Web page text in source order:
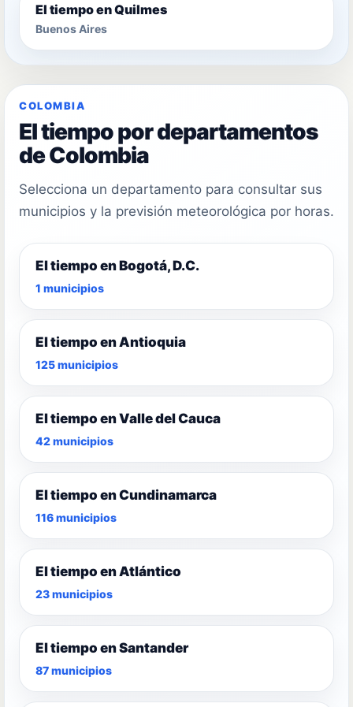
El tiempo en Quilmes
Buenos Aires
COLOMBIA
El tiempo por departamentos
de Colombia
Selecciona un departamento para consultar sus
municipios y la previsión meteorológica por horas.
El tiempo en Bogotá, D.C.
1 municipios
El tiempo en Antioquia
125 municipios
El tiempo en Valle del Cauca
42 municipios
El tiempo en Cundinamarca
116 municipios
El tiempo en Atlántico
23 municipios
El tiempo en Santander
87 municipios